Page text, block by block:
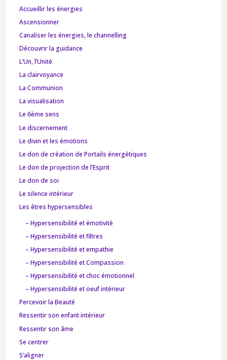
Accueillir les énergies
Ascensionner
Canaliser les énergies, le channelling
Découvrir la guidance
L’Un, l’Unité
La clairvoyance
La Communion
La visualisation
Le 6ème sens
Le discernement
Le divin et les émotions
Le don de création de Portails énergétiques
Le don de projection de l’Esprit
Le don de soi
Le silence intérieur
Les êtres hypersensibles
– Hypersensibilité et émotivité
– Hypersensibilité et filtres
– Hypersensibilité et empathie
– Hypersensibilité et Compassion
– Hypersensibilité et choc émotionnel
– Hypersensibilité et oeuf intérieur
Percevoir la Beauté
Ressentir son enfant intérieur
Ressentir son âme
Se centrer
S’aligner